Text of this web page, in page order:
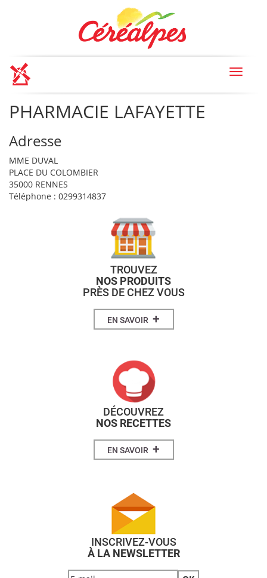
Toggle
PHARMACIE LAFAYETTE
Adresse
MME DUVAL
PLACE DU COLOMBIER
35000 RENNES
Téléphone : 0299314837
TROUVEZ
NOS PRODUITS
PRÈS DE CHEZ VOUS
EN SAVOIR +
DÉCOUVREZ
NOS RECETTES
EN SAVOIR +
INSCRIVEZ-VOUS
À LA NEWSLETTER